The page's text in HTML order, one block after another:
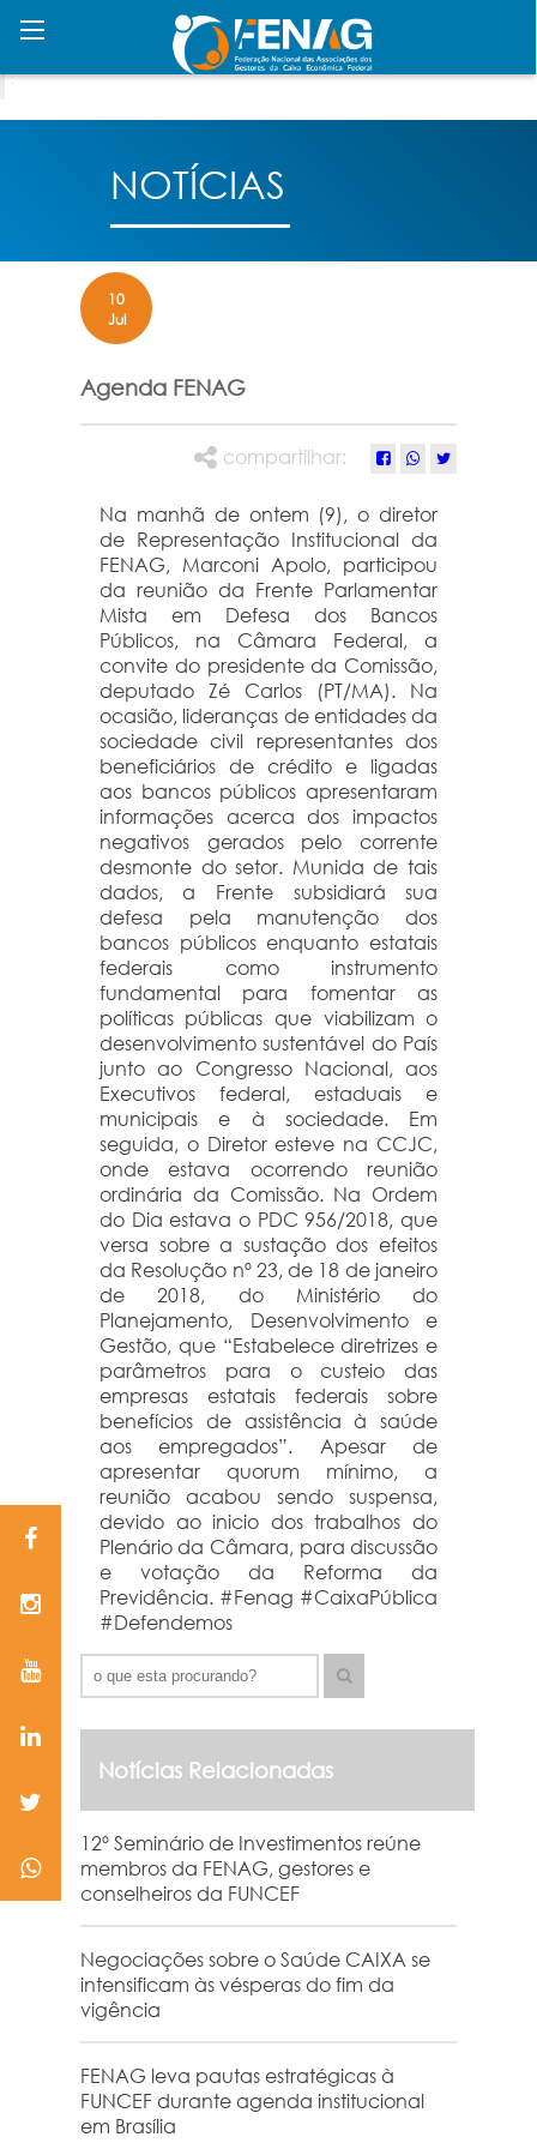
NOTÍCIAS
10
Jul
Agenda FENAG
compartilhar:
Na manhã de ontem (9), o diretor
de Representação Institucional da
FENAG, Marconi Apolo, participou
da reunião da Frente Parlamentar
Mista em Defesa dos Bancos
Públicos, na Câmara Federal, a
convite do presidente da Comissão,
deputado Zé Carlos (PT/MA). Na
ocasião, lideranças de entidades da
sociedade civil representantes dos
beneficiários de crédito e ligadas
aos bancos públicos apresentaram
informações acerca dos impactos
negativos gerados pelo corrente
desmonte do setor. Munida de tais
dados, a Frente subsidiará sua
defesa pela manutenção dos
bancos públicos enquanto estatais
federais como instrumento
fundamental para fomentar as
políticas públicas que viabilizam o
desenvolvimento sustentável do País
junto ao Congresso Nacional, aos
Executivos federal, estaduais e
municipais e à sociedade. Em
seguida, o Diretor esteve na CCJC,
onde estava ocorrendo reunião
ordinária da Comissão. Na Ordem
do Dia estava o PDC 956/2018, que
versa sobre a sustação dos efeitos
da Resolução nº 23, de 18 de janeiro
de 2018, do Ministério do
Planejamento, Desenvolvimento e
Gestão, que “Estabelece diretrizes e
parâmetros para o custeio das
empresas estatais federais sobre
benefícios de assistência à saúde
aos empregados”. Apesar de
apresentar quorum mínimo, a
reunião acabou sendo suspensa,
devido ao inicio dos trabalhos do
Plenário da Câmara, para discussão
e votação da Reforma da
Previdência. #Fenag #CaixaPública
#Defendemos
Notícias Relacionadas
12º Seminário de Investimentos reúne
membros da FENAG, gestores e
conselheiros da FUNCEF
Negociações sobre o Saúde CAIXA se
intensificam às vésperas do fim da
vigência
FENAG leva pautas estratégicas à
FUNCEF durante agenda institucional
em Brasília